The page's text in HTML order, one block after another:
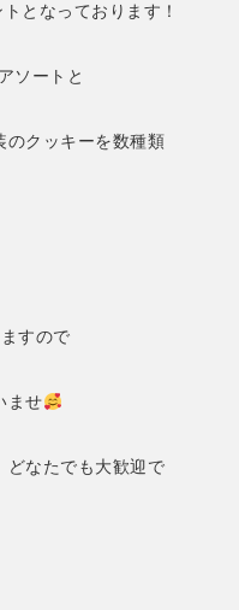
となっております！
ソートと
のクッキーを数種類
すので
ませ
どなたでも大歓迎で